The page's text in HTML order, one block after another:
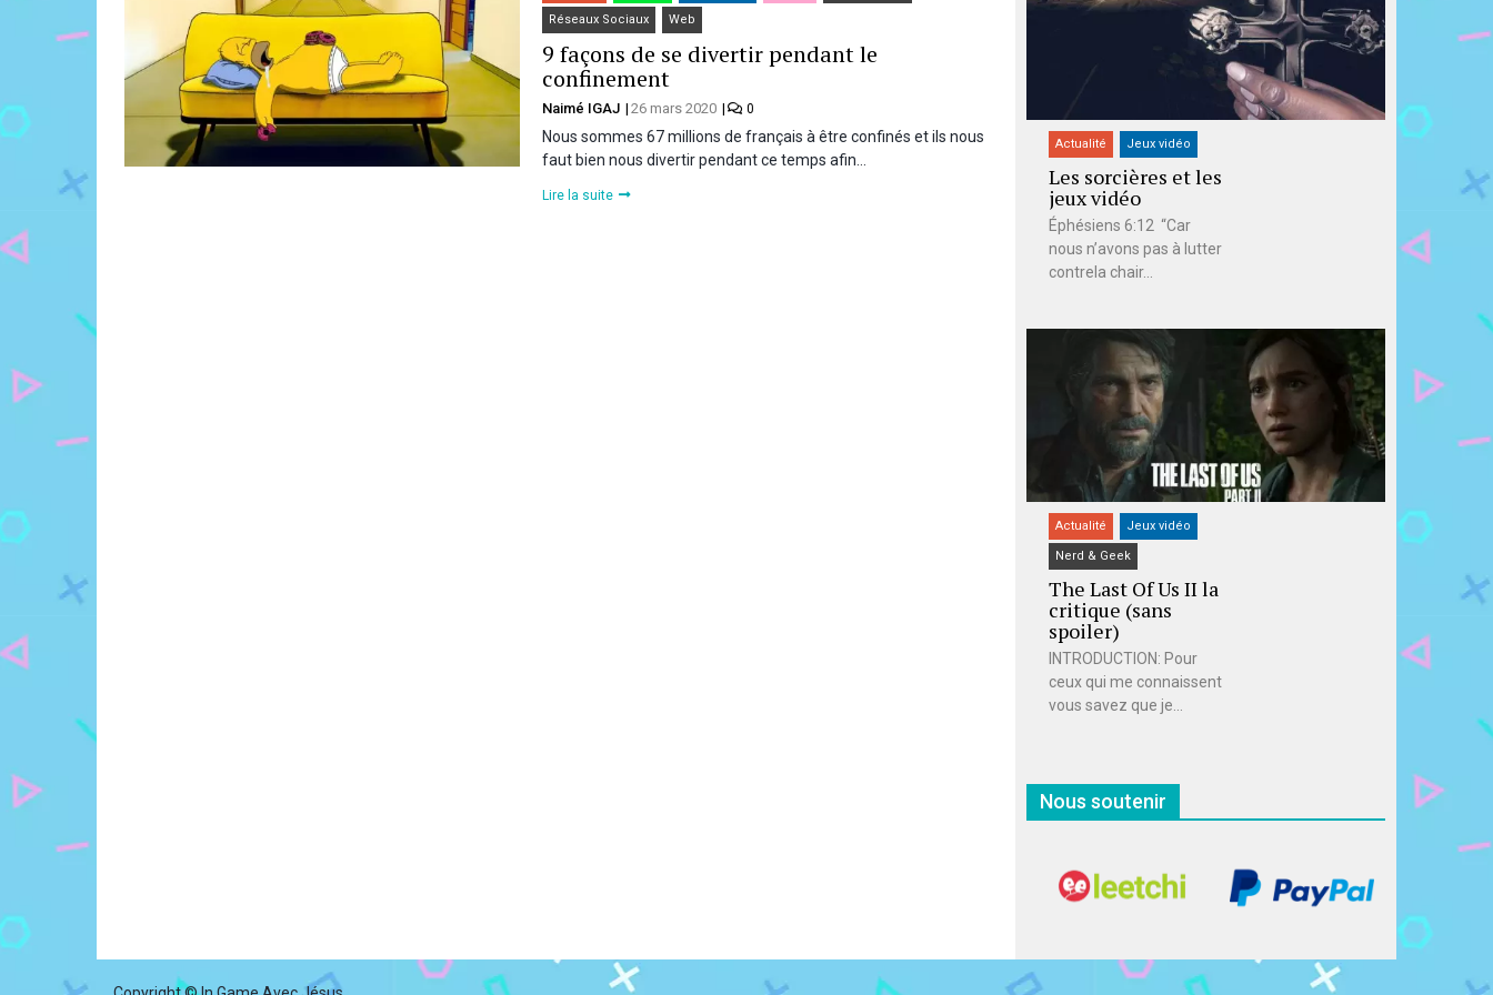
Réseaux Sociaux Web
9 façons de se divertir pendant le
confinement
Naimé IGAJ 26 mars 2020 0
Nous sommes 67 millions de français à être confinés et ils nous
faut bien nous divertir pendant ce temps afin…
Lire la suite
Actualité Jeux vidéo
Les sorcières et les
jeux vidéo
Éphésiens 6:12 “Car
nous n’avons pas à lutter
contrela chair...
Actualité Jeux vidéo
Nerd & Geek
The Last Of Us II la
critique (sans
spoiler)
INTRODUCTION: Pour
ceux qui me connaissent
vous savez que je...
Nous soutenir